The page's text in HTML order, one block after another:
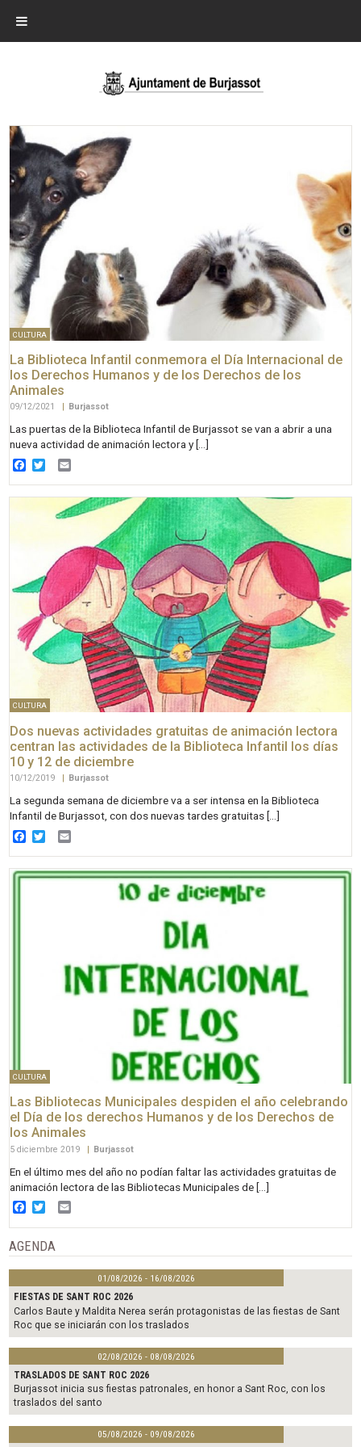
CULTURA
La Biblioteca Infantil conmemora el Día Internacional de
los Derechos Humanos y de los Derechos de los
Animales
09/12/2021 Burjassot
Las puertas de la Biblioteca Infantil de Burjassot se van a abrir a una
nueva actividad de animación lectora y […]
Facebook
Twitter
CULTURA
Dos nuevas actividades gratuitas de animación lectora
centran las actividades de la Biblioteca Infantil los días
10 y 12 de diciembre
10/12/2019 | Burjassot
La segunda semana de diciembre va a ser intensa en la Biblioteca
Infantil de Burjassot, con dos nuevas tardes gratuitas […]
Facebook
Twitter
CULTURA
Las Bibliotecas Municipales despiden el año celebrando
el Día de los derechos Humanos y de los Derechos de
los Animales
5 diciembre 2019 | Burjassot
En el último mes del año no podían faltar las actividades gratuitas de
animación lectora de las Bibliotecas Municipales de […]
Facebook
Twitter
AGENDA
01/08/2026 - 16/08/2026
FIESTAS DE SANT ROC 2026
Carlos Baute y Maldita Nerea serán protagonistas de las fiestas de Sant
Roc que se iniciarán con los traslados
02/08/2026 - 08/08/2026
TRASLADOS DE SANT ROC 2026
Burjassot inicia sus fiestas patronales, en honor a Sant Roc, con los
traslados del santo
05/08/2026 - 09/08/2026